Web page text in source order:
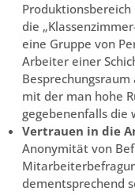
die
eine Gruppe von
Arbeiter einer
mit der man hohe
gegebenenfalls die
Vertrauen in die
Anonymität von
dementsprechend